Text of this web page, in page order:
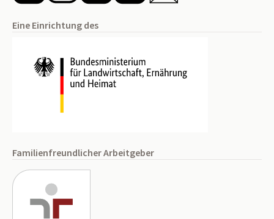
Eine Einrichtung des
Familienfreundlicher Arbeitgeber